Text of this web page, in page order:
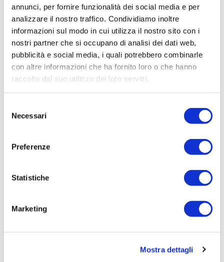
annunci, per fornire funzionalità dei social media e per
analizzare il nostro traffico. Condividiamo inoltre
informazioni sul modo in cui utilizza il nostro sito con i
nostri partner che si occupano di analisi dei dati web,
pubblicità e social media, i quali potrebbero combinarle
con altre informazioni che ha fornito loro o che hanno
raccolto dal suo utilizzo dei loro servizi.
delNecessari
Preferenze
Statistiche
Marketing
Mostra dettagli